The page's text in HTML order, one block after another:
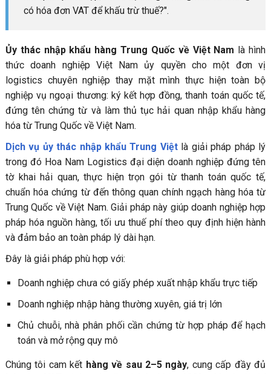
có hóa đơn VAT để khấu trừ thuế?".
Ủy thác nhập khẩu hàng Trung Quốc về Việt Nam là hình
thức doanh nghiệp Việt Nam ủy quyền cho một đơn vị
logistics chuyên nghiệp thay mặt mình thực hiện toàn bộ
nghiệp vụ ngoại thương: ký kết hợp đồng, thanh toán quốc tế,
đứng tên chứng từ và làm thủ tục hải quan nhập khẩu hàng
hóa từ Trung Quốc về Việt Nam.
Dịch vụ ủy thác nhập khẩu Trung Việtlà giải pháp pháp lý
trong đó Hoa Nam Logistics đại diện doanh nghiệp đứng tên
tờ khai hải quan, thực hiện trọn gói từ thanh toán quốc tế,
chuẩn hóa chứng từ đến thông quan chính ngạch hàng hóa từ
Trung Quốc về Việt Nam. Giải pháp này giúp doanh nghiệp hợp
pháp hóa nguồn hàng, tối ưu thuế phí theo quy định hiện hành
và đảm bảo an toàn pháp lý dài hạn.
Đây là giải pháp phù hợp với:
Doanh nghiệp chưa có giấy phép xuất nhập khẩu trực tiếp
Doanh nghiệp nhập hàng thường xuyên, giá trị lớn
Chủ chuỗi, nhà phân phối cần chứng từ hợp pháp để hạch
toán và mở rộng quy mô
Chúng tôi cam kết hàng về sau 2–5 ngày, cung cấp đầy đủ